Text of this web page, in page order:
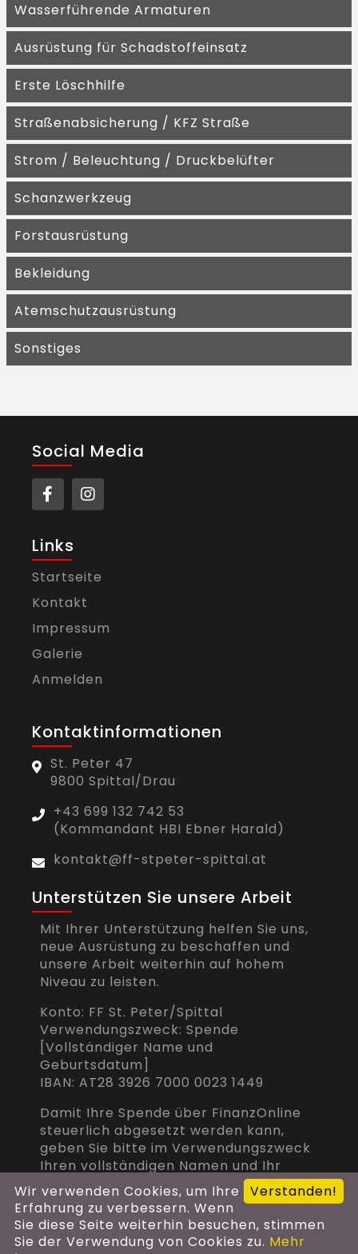
Wasserführende Armaturen
Ausrüstung für Schadstoffeinsatz
Erste Löschhilfe
Straßenabsicherung / KFZ Straße
Strom / Beleuchtung / Druckbelüfter
Schanzwerkzeug
Forstausrüstung
Bekleidung
Atemschutzausrüstung
Sonstiges
Social Media
Links
Startseite
Kontakt
Impressum
Galerie
Anmelden
Kontaktinformationen
St. Peter 47
9800 Spittal/Drau
+43 699 132 742 53
(Kommandant HBI Ebner Harald)
kontakt@ff-stpeter-spittal.at
Unterstützen Sie unsere Arbeit
Mit Ihrer Unterstützung helfen Sie uns,
neue Ausrüstung zu beschaffen und
unsere Arbeit weiterhin auf hohem
Niveau zu leisten.
Konto: FF St. Peter/Spittal
Verwendungszweck: Spende
[Vollständiger Name und
Geburtsdatum]
IBAN: AT28 3926 7000 0023 1449
Damit Ihre Spende über FinanzOnline
steuerlich abgesetzt werden kann,
geben Sie bitte im Verwendungszweck
Ihren vollständigen Namen und Ihr
Geburtsdatum an.
Copyright © 2026 Feuerwehr St. Peter -
Verstanden!
Wir verwenden Cookies, um Ihre
Erfahrung zu verbessern. Wenn
Sie diese Seite weiterhin besuchen, stimmen
Sie der Verwendung von Cookies zu. Mehr